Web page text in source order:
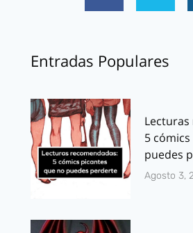
Entradas Populares
5
puedes
Agosto 3,